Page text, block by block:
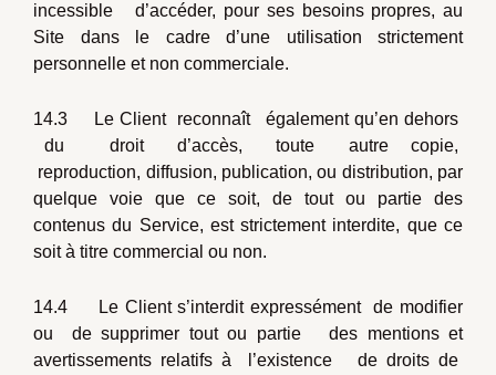
incessible d’accéder, pour ses besoins propres, au
Site dans le cadre d’une utilisation strictement
personnelle et non commerciale.
14.3 Le Client reconnaît également qu’en dehors
du droit d’accès, toute autre copie,
reproduction, diffusion, publication, ou distribution, par
quelque voie que ce soit, de tout ou partie des
contenus du Service, est strictement interdite, que ce
soit à titre commercial ou non.
14.4 Le Client s’interdit expressément de modifier
ou de supprimer tout ou partie des mentions et
avertissements relatifs à l’existence de droits de